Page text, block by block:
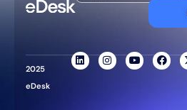
2025
eDesk